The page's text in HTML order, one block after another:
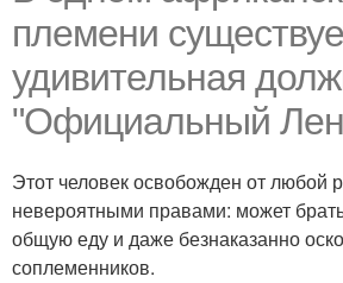
племени
удивительная
"Официальный
Этот человек освобожден от любой
невероятными правами: может
общую еду и даже безнаказанно
соплеменников.